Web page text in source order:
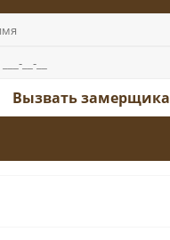
Вызвать замерщика